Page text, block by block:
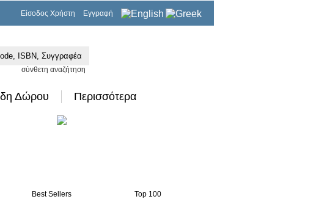
Είσοδος Χρήστη Εγγραφή
σύνθετη αναζήτηση
Δώρου Περισσότερα
Best Sellers Top 100